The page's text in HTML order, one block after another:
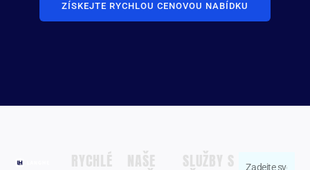
ZÍSKEJTE RYCHLOU CENOVOU NABÍDKU
RYCHLÉ
NAŠE
SLUŽBY S
Zadejte